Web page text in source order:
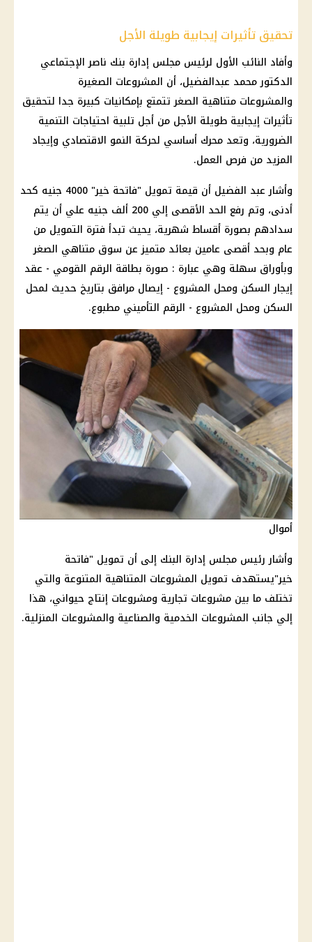
تحقيق تأثيرات إيجابية طويلة الأجل
وأفاد النائب الأول لرئيس مجلس إدارة بنك ناصر الإجتماعي
الدكتور محمد عبدالفضيل، أن المشروعات الصغيرة
والمشروعات متناهية الصغر تتمتع بإمكانيات كبيرة جدا لتحقيق
تأثيرات إيجابية طويلة الأجل من أجل تلبية احتياجات التنمية
الضرورية، وتعد محرك أساسي لحركة النمو الاقتصادي وإيجاد
المزيد من فرص العمل.
وأشار عبد الفضيل أن قيمة تمويل
"فاتحة خير" 4000 جنيه كحد
أدنى، وتم رفع الحد الأقصى إلي 200 ألف جنيه علي أن يتم
سدادهم بصورة أقساط شهرية، يحيث تبدأ فترة التمويل من
عام وبحد أقصى عامين بعائد متميز عن سوق متناهي الصغر
وبأوراق سهلة وهي عبارة : صورة بطاقة الرقم القومي - عقد
إيجار السكن ومحل المشروع - إيصال مرافق بتاريخ حديث لمحل
السكن ومحل المشروع - الرقم التأميني مطبوع.
أموال
وأشار رئيس مجلس إدارة البنك إلى أن تمويل "فاتحة
خير"يستهدف تمويل المشروعات المتناهية المتنوعة والتي
تختلف ما بين مشروعات تجارية ومشروعات إنتاج حيواني، هذا
إلي جانب المشروعات الخدمية والصناعية والمشروعات المنزلية.